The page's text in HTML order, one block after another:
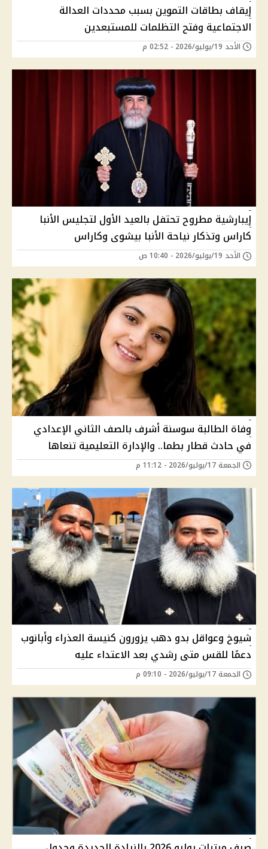
إيقاف بطاقات التموين بسبب محددات العدالة
الاجتماعية وفتح التظلمات للمستبعدين
الأحد 19/يوليو/2026 - 02:52 م
إيبارشية مطروح تحتفل بالعيد الأول لتجليس الأنبا
كاراس وتذكار نياحة الأنبا بيشوى وكاراس
الأحد 19/يوليو/2026 - 10:40 ص
وفاة الطالبة سوسنة أشرف بالصف الثاني الإعدادي
في حادث قطار بطما.. والإدارة التعليمية تنعاها
الجمعة 17/يوليو/2026 - 11:12 م
شيوخ وعواقل بدو دهب يزورون كنيسة العذراء وأبانوب
دعمًا للقس متى رشدي بعد الاعتداء عليه
الجمعة 17/يوليو/2026 - 09:10 م